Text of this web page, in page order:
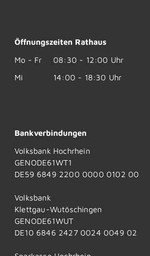
Öffnungszeiten Rathaus
Mo - Fr
08:30 - 12:00 Uhr
Mi
14:00 - 18:30 Uhr
Bankverbindungen
Volksbank Hochrhein
GENODE61WT1
DE59 6849 2200 0000 0102 00
Volksbank
Klettgau-Wutöschingen
GENODE61WUT
DE10 6846 2427 0024 0049 02